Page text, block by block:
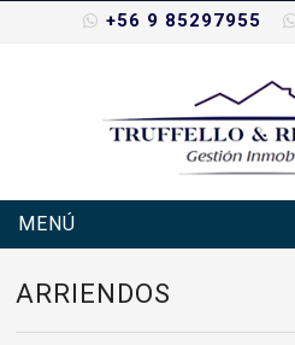
+56 9 85297955
MENÚ
Nosotros
ARRIENDOS